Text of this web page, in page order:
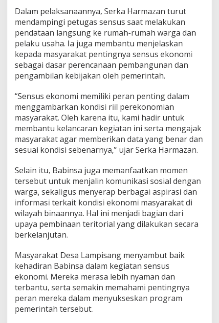
D
u
k
u
n
g
A
k
a
s
i
D
t
a
a
n
K
e
s
e
j
e
r
a
a
n
M
a
Dalam pelaksanaannya, Serka Harmazan turut
mendampingi petugas sensus saat melakukan
pendataan langsung ke rumah-rumah warga dan
pelaku usaha. Ia juga membantu menjelaskan
kepada masyarakat pentingnya sensus ekonomi
sebagai dasar perencanaan pembangunan dan
pengambilan kebijakan oleh pemerintah.
“Sensus ekonomi memiliki peran penting dalam
menggambarkan kondisi riil perekonomian
masyarakat. Oleh karena itu, kami hadir untuk
membantu kelancaran kegiatan ini serta mengajak
masyarakat agar memberikan data yang benar dan
sesuai kondisi sebenarnya,” ujar Serka Harmazan.
Selain itu, Babinsa juga memanfaatkan momen
tersebut untuk menjalin komunikasi sosial dengan
warga, sekaligus menyerap berbagai aspirasi dan
informasi terkait kondisi ekonomi masyarakat di
wilayah binaannya. Hal ini menjadi bagian dari
upaya pembinaan teritorial yang dilakukan secara
berkelanjutan.
Masyarakat Desa Lampisang menyambut baik
kehadiran Babinsa dalam kegiatan sensus
ekonomi. Mereka merasa lebih nyaman dan
terbantu, serta semakin memahami pentingnya
peran mereka dalam menyukseskan program
pemerintah tersebut.